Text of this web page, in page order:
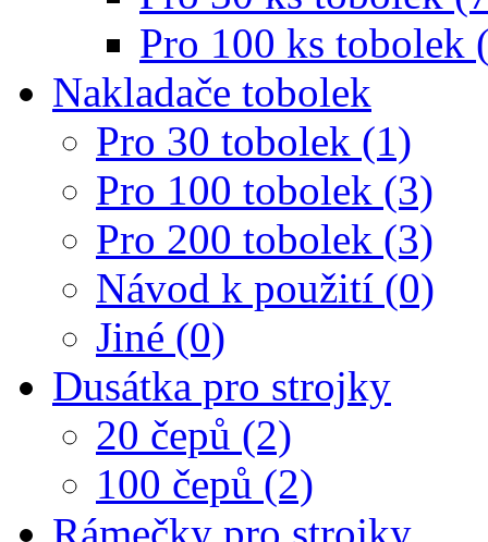
Pro 100 ks tobolek
Nakladače tobolek
Pro 30 tobolek (1)
Pro 100 tobolek (3)
Pro 200 tobolek (3)
Návod k použití (0)
Jiné (0)
Dusátka pro strojky
20 čepů (2)
100 čepů (2)
Rámečky pro strojky